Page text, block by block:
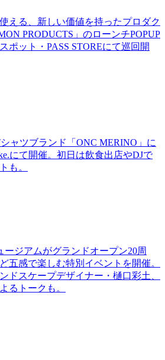
える、新しい価値を持ったプロダク
PRODUCTS」のローンチPOPUP
ポット・PASS STOREにて巡回開
ャツブランド「ONC MERINO」に
にて開催。初日は飲食出店やDJで
も。
ジアムがグランドオープン20周
五感で楽しむ特別イベントを開催。
ドスケープデザイナー・樋口彩土、
るトークも。